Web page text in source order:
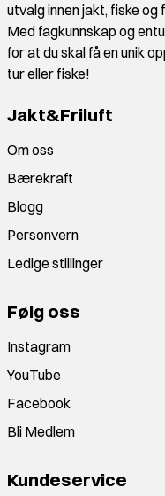
utvalg innen jakt, fiske
Med fagkunnskap og
for at du skal få en unik
tur eller fiske!
Jakt&Friluft
Om oss
Bærekraft
Blogg
Personvern
Ledige stillinger
Følg oss
Instagram
YouTube
Facebook
Bli Medlem
Kundeservice